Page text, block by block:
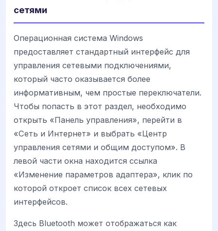
сетями
Операционная система Windows
предоставляет стандартный интерфейс для
управления сетевыми подключениями,
который часто оказывается более
информативным, чем простые переключатели.
Чтобы попасть в этот раздел, необходимо
открыть «Панель управления», перейти в
«Сеть и Интернет» и выбрать «Центр
управления сетями и общим доступом». В
левой части окна находится ссылка
«Изменение параметров адаптера», клик по
которой откроет список всех сетевых
интерфейсов.
Здесь Bluetooth может отображаться как